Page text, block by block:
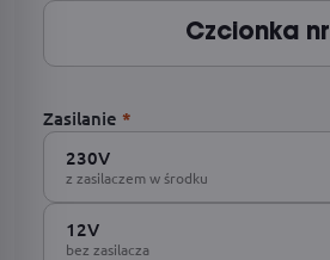
Czcionka
Zasilanie *
230V
z zasilaczem w środku
12V
bez zasilacza